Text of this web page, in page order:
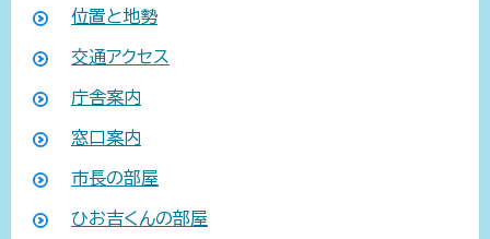
位置と地勢
交通アクセス
庁舎案内
窓口案内
市長の部屋
ひお吉くんの部屋